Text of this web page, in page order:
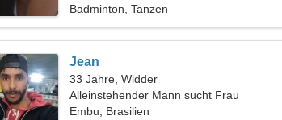
Badminton, Tanzen
Jean
33 Jahre, Widder
Alleinstehender Mann sucht Frau
Embu, Brasilien